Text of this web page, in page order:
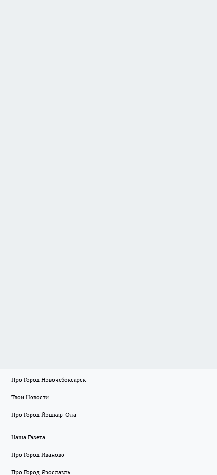
Про Город Новочебоксарск
Твои Новости
Про Город Йошкар-Ола
Наша Газета
Про Город Иваново
Про Город Ярославль